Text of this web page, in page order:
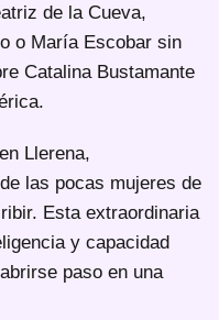
de la Cueva,
o María Escobar sin
Catalina Bustamante
Llerena,
las pocas mujeres de
Esta extraordinaria
y capacidad
paso en una